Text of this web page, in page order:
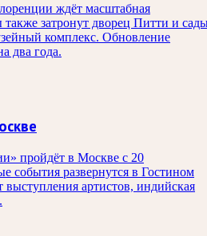
ждёт масштабная
также затронут дворец Питти и
комплекс. Обновление
два года.
пройдёт в Москве с 20
события развернутся в Гостином
выступления артистов, индийская